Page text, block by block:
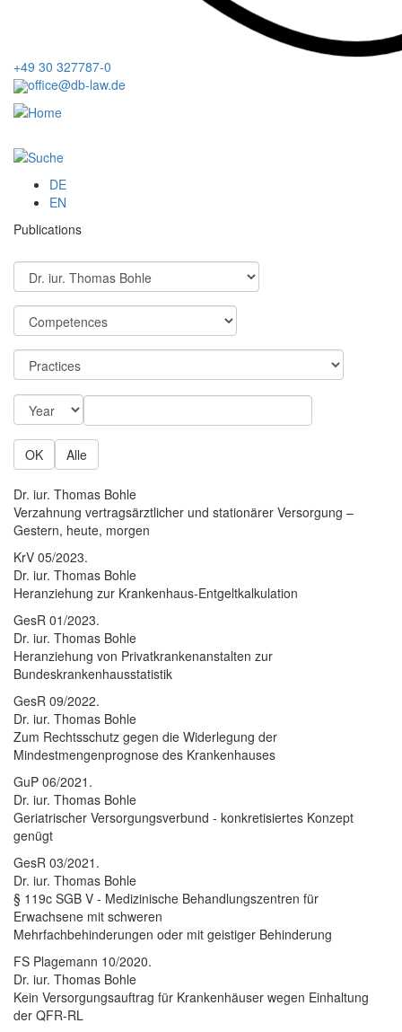
+49 30 327787-0
office@db-law.de
DE
EN
Publications
OK Alle
Dr. iur. Thomas Bohle
Verzahnung vertragsärztlicher und stationärer Versorgung –
Gestern, heute, morgen
KrV 05/2023.
Dr. iur. Thomas Bohle
Heranziehung zur Krankenhaus-Entgeltkalkulation
GesR 01/2023.
Dr. iur. Thomas Bohle
Heranziehung von Privatkrankenanstalten zur
Bundeskrankenhausstatistik
GesR 09/2022.
Dr. iur. Thomas Bohle
Zum Rechtsschutz gegen die Widerlegung der
Mindestmengenprognose des Krankenhauses
GuP 06/2021.
Dr. iur. Thomas Bohle
Geriatrischer Versorgungsverbund - konkretisiertes Konzept
genügt
GesR 03/2021.
Dr. iur. Thomas Bohle
§ 119c SGB V - Medizinische Behandlungszentren für
Erwachsene mit schweren
Mehrfachbehinderungen oder mit geistiger Behinderung
FS Plagemann 10/2020.
Dr. iur. Thomas Bohle
Kein Versorgungsauftrag für Krankenhäuser wegen Einhaltung
der QFR-RL